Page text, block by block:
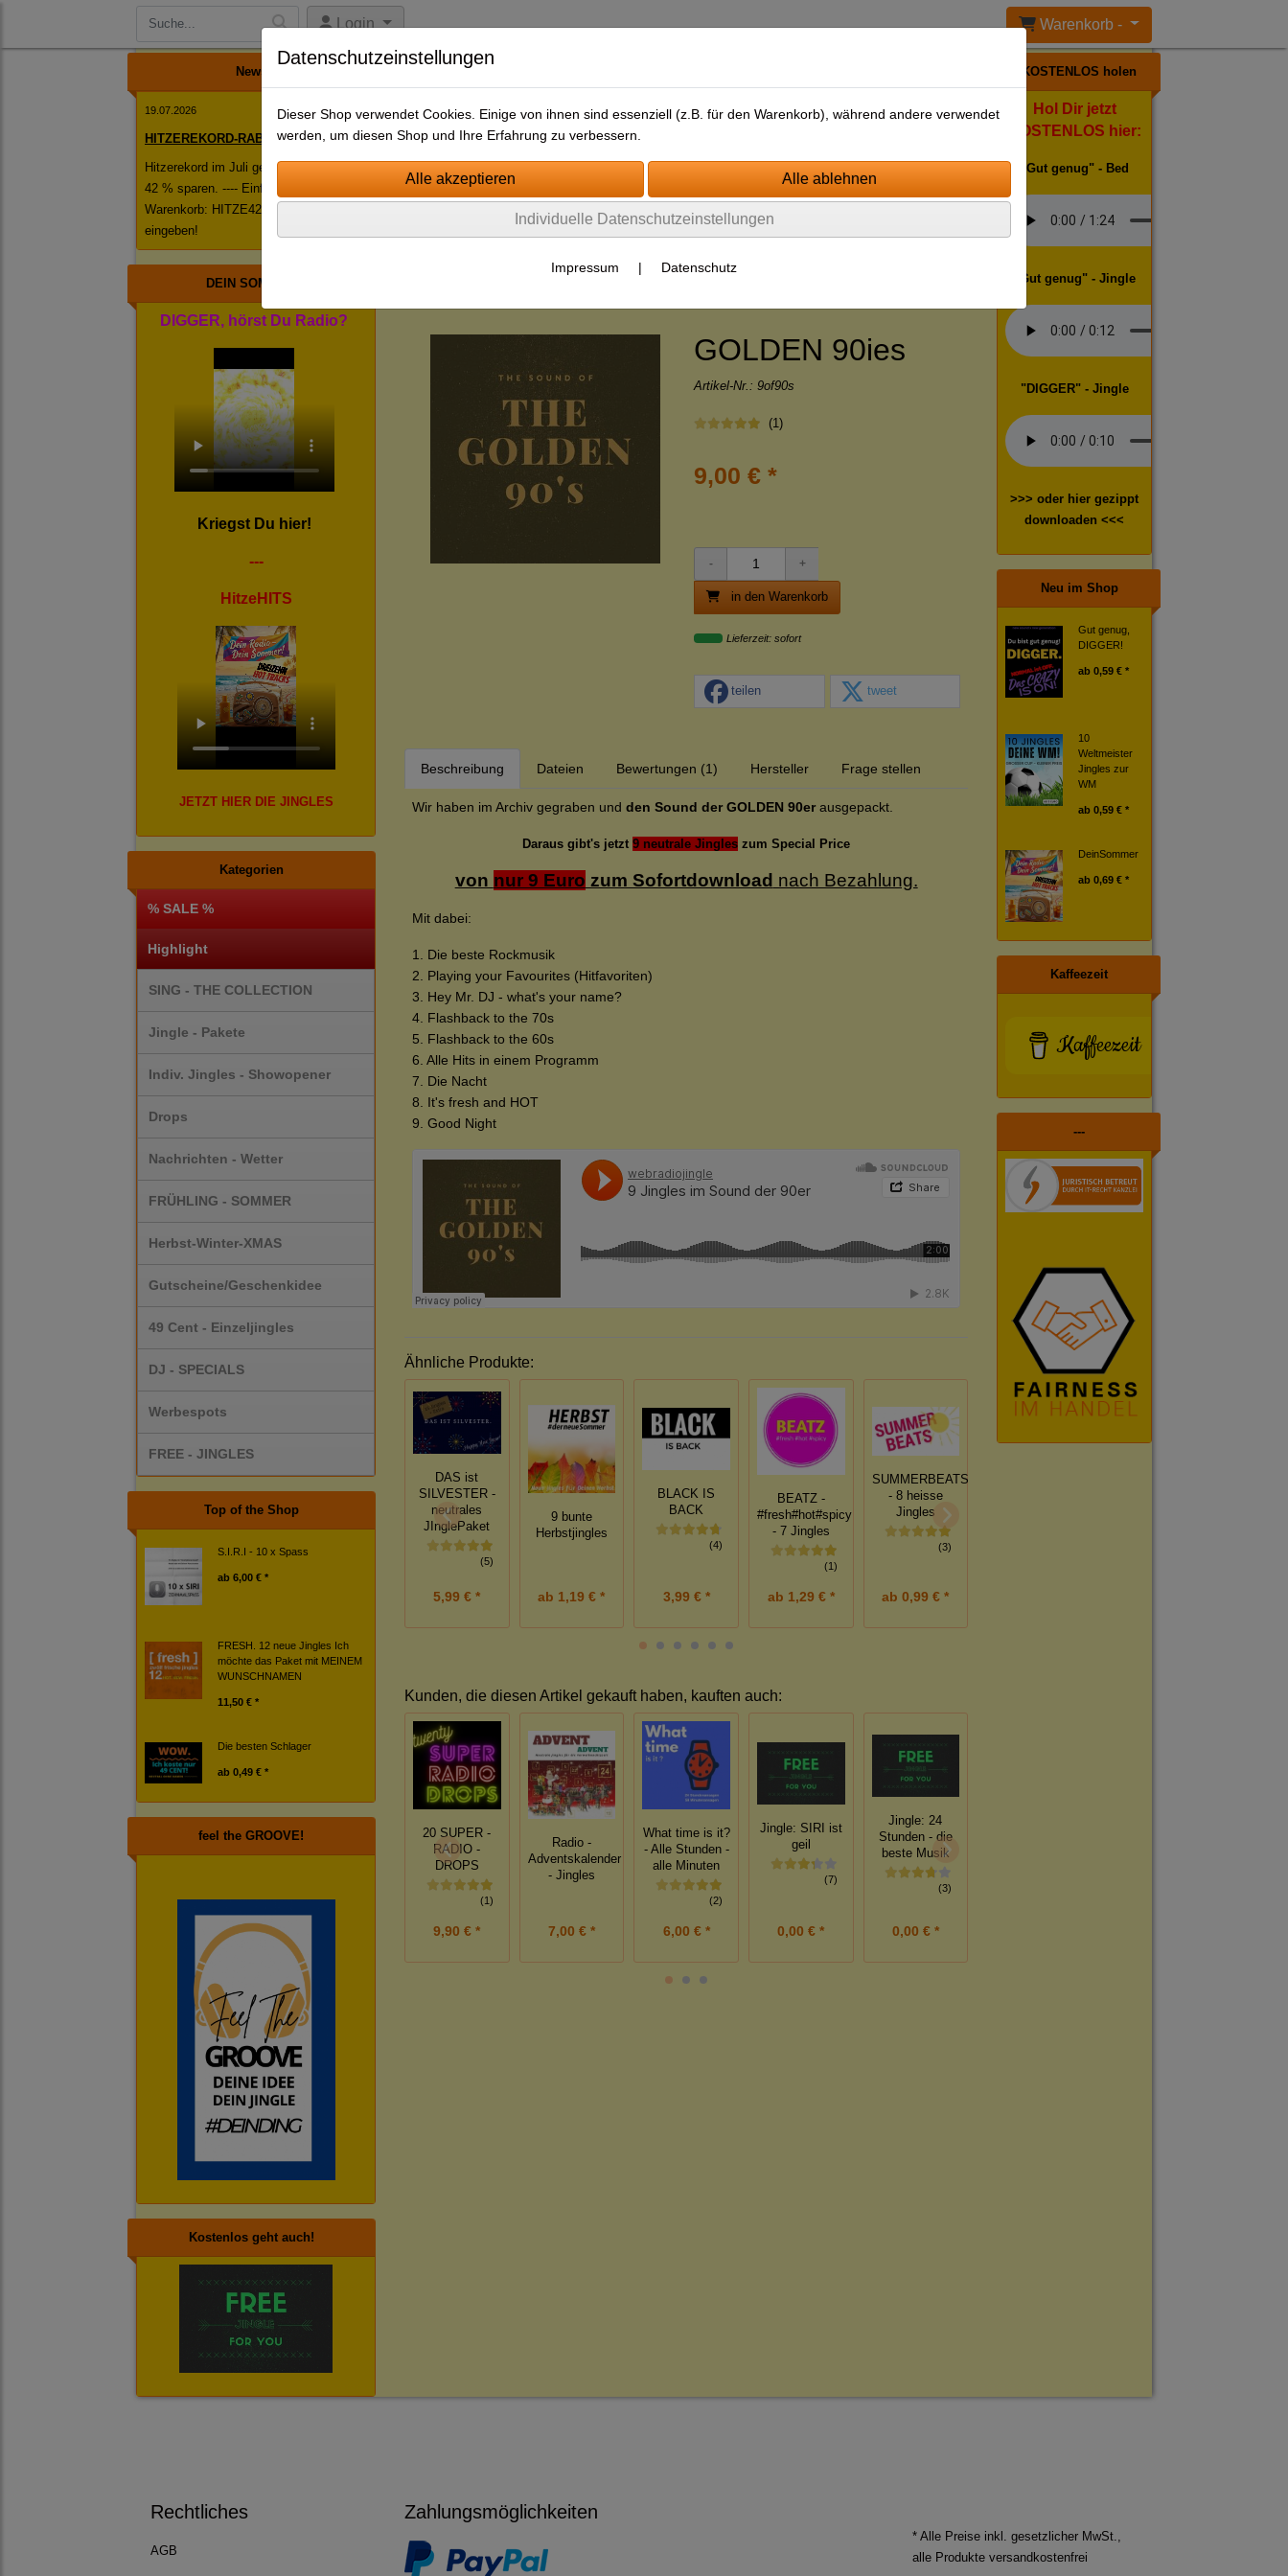
Login Warenkorb -
News
19.07.2026
HITZEREKORD-RABATT!
Hitzerekord im Juli geknackt! ------ Jetzt
42 % sparen. ---- Einfach im
Warenkorb: HITZE42 als Rabattcode
eingeben!
DEIN SOMMER
DIGGER, hörst Du Radio?
Kriegst Du hier!
---
HitzeHITS
JETZT HIER DIE JINGLES
Kategorien
% SALE %
Highlight
SING - THE COLLECTION
Jingle - Pakete
Indiv. Jingles - Showopener
Drops
Nachrichten - Wetter
FRÜHLING - SOMMER
Herbst-Winter-XMAS
Gutscheine/Geschenkidee
49 Cent - Einzeljingles
DJ - SPECIALS
Werbespots
FREE - JINGLES
Top of the Shop
S.I.R.I - 10 x Spass
ab 6,00 € *
FRESH. 12 neue Jingles Ich
möchte das Paket mit MEINEM
WUNSCHNAMEN
11,50 € *
Die besten Schlager
ab 0,49 € *
feel the GROOVE!
Kostenlos geht auch!
Startseite
Pakete - neutral
GOLDEN 90ies
Artikel-Nr.:9of90s
(1)
9,00 € *
in den Warenkorb
Lieferzeit: sofort
teilen tweet
Beschreibung Dateien Bewertungen (1) Hersteller Frage stellen
Wir haben im Archiv gegraben und den Sound der GOLDEN 90erausgepackt.
Daraus gibt's jetzt9 neutrale Jingles zum Special Price
von nur 9 Euro zum Sofortdownload nach Bezahlung.
Mit dabei:
1. Die beste Rockmusik
2. Playing your Favourites (Hitfavoriten)
3. Hey Mr. DJ - what's your name?
4. Flashback to the 70s
5. Flashback to the 60s
6. Alle Hits in einem Programm
7. Die Nacht
8. It's fresh and HOT
9. Good Night
Ähnliche Produkte:
DAS ist
SILVESTER -
neutrales
JInglePaket
(5)
5,99 € *
9 bunte
Herbstjingles
ab 1,19 € *
BLACK IS
BACK
(4)
3,99 € *
BEATZ -
#fresh#hot#spicy
- 7 Jingles
(1)
ab 1,29 € *
SUMMERBEATS
- 8 heisse
Jingles
(3)
ab 0,99 € *
Kunden, die diesen Artikel gekauft haben, kauften auch:
20 SUPER -
RADIO -
DROPS
(1)
9,90 € *
Radio -
Adventskalender
- Jingles
7,00 € *
What time is it?
- Alle Stunden -
alle Minuten
(2)
6,00 € *
Jingle: SIRI ist
geil
(7)
0,00 € *
Jingle: 24
Stunden - die
beste Musik
(3)
0,00 € *
KOSTENLOS holen
Hol Dir jetzt
KOSTENLOS hier:
"Gut genug" - Bed
"Gut genug" - Jingle
"DIGGER" - Jingle
>>> oder hier gezippt
downloaden <<<
Neu im Shop
Gut genug,
DIGGER!
ab 0,59 € *
10
Weltmeister
Jingles zur
WM
ab 0,59 € *
DeinSommer
ab 0,69 € *
Kaffeezeit
Kaffeezeit
---
Rechtliches
AGB
Zahlungsmöglichkeiten
* Alle Preise inkl. gesetzlicher MwSt.,
alle Produkte versandkostenfrei
Datenschutzeinstellungen
Dieser Shop verwendet Cookies. Einige von ihnen sind essenziell (z.B. für den Warenkorb), während andere verwendet
werden, um diesen Shop und Ihre Erfahrung zu verbessern.
Individuelle Datenschutzeinstellungen
Impressum | Datenschutz